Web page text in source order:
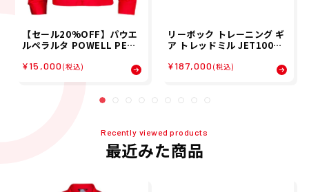
【セール20%OFF】パウエ
ルペラルタ POWELL PERA
ド ウェア アウター ジャケッ
ト バト ラット ジャケット V
ato Rat OG Jacket 5202
53102 メンズ 男性 25FA 秋
¥15,000 (税込)
リーボック トレーニング ギ
ア トレッドミル JET100+B
T Reebok
¥187,000 (税込)
Recently viewed products
最近みた商品